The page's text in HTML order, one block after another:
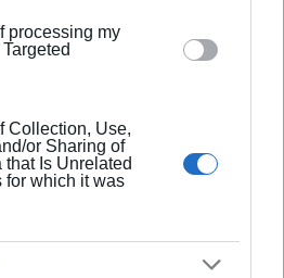
processing my
Collection, Use,
or Sharing of
Is Unrelated
for which it was